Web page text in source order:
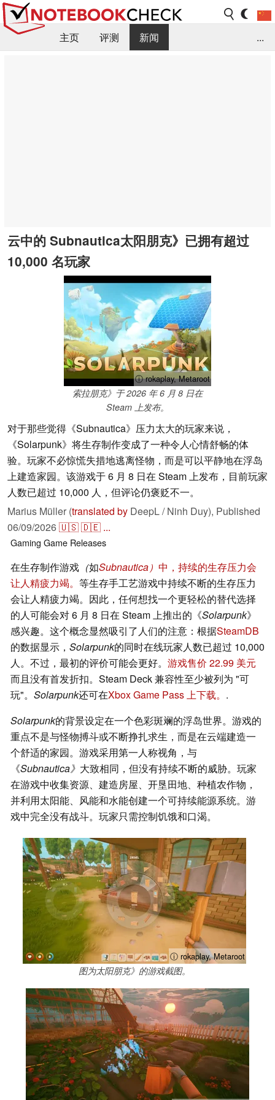
主页 评测
新闻
...
云中的 Subnautica太阳朋克》已拥有超过
10,000 名玩家
ⓘ rokaplay, Metaroot
索拉朋克》于 2026 年 6 月 8 日在
Steam 上发布。
对于那些觉得《Subnautica》压力太大的玩家来说，
《Solarpunk》将生存制作变成了一种令人心情舒畅的体
验。玩家不必惊慌失措地逃离怪物，而是可以平静地在浮岛
上建造家园。该游戏于 6 月 8 日在 Steam 上发布，目前玩家
人数已超过 10,000 人，但评论仍褒贬不一。
Marius Müller (translated by DeepL / Ninh Duy), Published
06/09/2026🇺🇸🇩🇪 ...
Gaming Game Releases
在生存制作游戏 （如Subnautica） 中，持续的生存压力会
让人精疲力竭。 等生存手工艺游戏中持续不断的生存压力
会让人精疲力竭。因此，任何想找一个更轻松的替代选择
的人可能会对 6 月 8 日在 Steam 上推出的《Solarpunk》
感兴趣。这个概念显然吸引了人们的注意：根据SteamDB
的数据显示， Solarpunk的同时在线玩家人数已超过 10,000
人。不过，最初的评价可能会更好。 游戏售价 22.99 美元
而且没有首发折扣。Steam Deck 兼容性至少被列为 "可
玩"。 Solarpunk还可在Xbox Game Pass 上下载。 .
Solarpunk的背景设定在一个色彩斑斓的浮岛世界。游戏的
重点不是与怪物搏斗或不断挣扎求生，而是在云端建造一
个舒适的家园。游戏采用第一人称视角，与
《Subnautica》 大致相同，但没有持续不断的威胁。玩家
在游戏中收集资源、建造房屋、开垦田地、种植农作物，
并利用太阳能、风能和水能创建一个可持续能源系统。游
戏中完全没有战斗。玩家只需控制饥饿和口渴。
ⓘ rokaplay, Metaroot
图为太阳朋克》的游戏截图。